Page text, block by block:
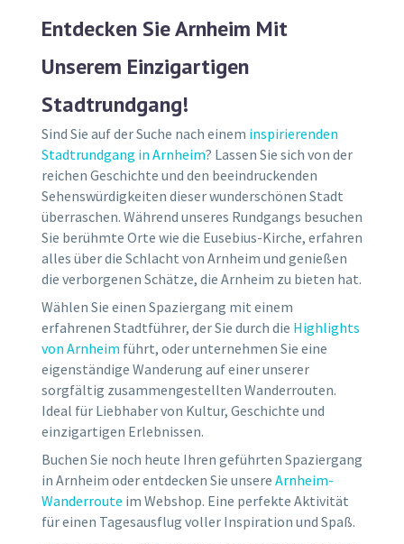
Entdecken Sie Arnheim Mit
Unserem Einzigartigen
Stadtrundgang!
Sind Sie auf der Suche nach einem inspirierenden
Stadtrundgang in Arnheim? Lassen Sie sich von der
reichen Geschichte und den beeindruckenden
Sehenswürdigkeiten dieser wunderschönen Stadt
überraschen. Während unseres Rundgangs besuchen
Sie berühmte Orte wie die Eusebius-Kirche, erfahren
alles über die Schlacht von Arnheim und genießen
die verborgenen Schätze, die Arnheim zu bieten hat.
Wählen Sie einen Spaziergang mit einem
erfahrenen Stadtführer, der Sie durch die Highlights
von Arnheim führt, oder unternehmen Sie eine
eigenständige Wanderung auf einer unserer
sorgfältig zusammengestellten Wanderrouten.
Ideal für Liebhaber von Kultur, Geschichte und
einzigartigen Erlebnissen.
Buchen Sie noch heute Ihren geführten Spaziergang
in Arnheim oder entdecken Sie unsere Arnheim-
Wanderroute im Webshop. Eine perfekte Aktivität
für einen Tagesausflug voller Inspiration und Spaß.